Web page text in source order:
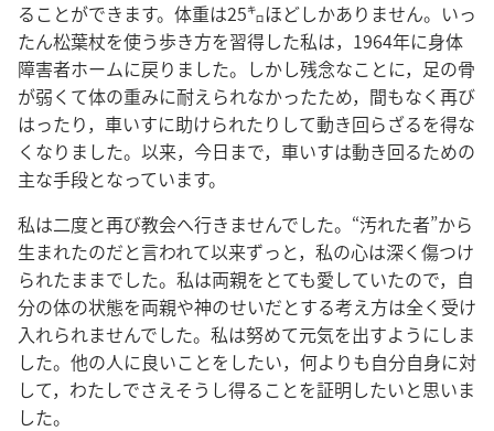
ることができます。体重は25㌔ほどしかありません。いっ
たん松葉杖を使う歩き方を習得した私は，1964年に身体
障害者ホームに戻りました。しかし残念なことに，足の骨
が弱くて体の重みに耐えられなかったため，間もなく再び
はったり，車いすに助けられたりして動き回らざるを得な
くなりました。以来，今日まで，車いすは動き回るための
主な手段となっています。
私は二度と再び教会へ行きませんでした。“汚れた者”から
生まれたのだと言われて以来ずっと，私の心は深く傷つけ
られたままでした。私は両親をとても愛していたので，自
分の体の状態を両親や神のせいだとする考え方は全く受け
入れられませんでした。私は努めて元気を出すようにしま
した。他の人に良いことをしたい，何よりも自分自身に対
して，わたしでさえそうし得ることを証明したいと思いま
した。